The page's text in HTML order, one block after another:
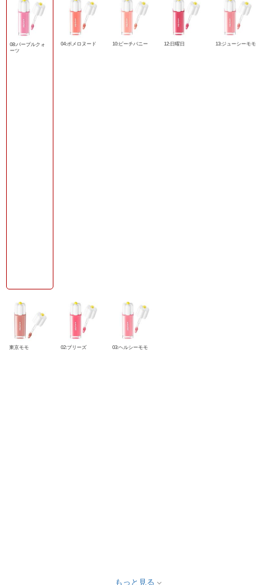
08:パープルクォ
ーツ
04:ポメロヌード 10:ピーチバニー 12:日曜日 13:ジューシーモモ
東京モモ 02:ブリーズ 03:ヘルシーモモ
もっと見る